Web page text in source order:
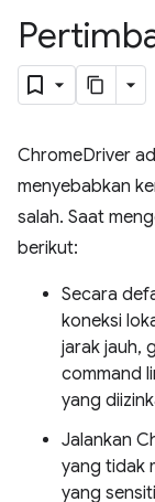
ChromeDriver
menyebabkan
salah. Saat
berikut:
Secara
koneksi
jarak jauh,
command
yang
Jalankan
yang tidak
yang